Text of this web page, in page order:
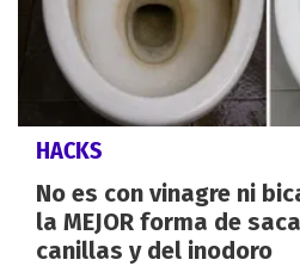
HACKS
No es con vinagre ni
la MEJOR forma de
canillas y del inodoro